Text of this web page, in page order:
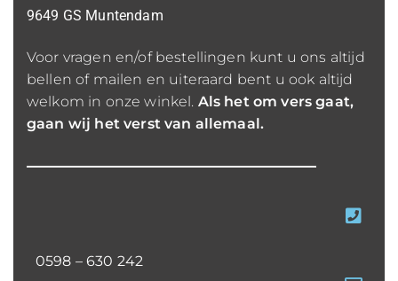
9649 GS Muntendam
Voor vragen en/of bestellingen kunt u ons altijd
bellen of mailen en uiteraard bent u ook altijd
welkom in onze winkel. Als het om vers gaat,
gaan wij het verst van allemaal.
0598 – 630 242